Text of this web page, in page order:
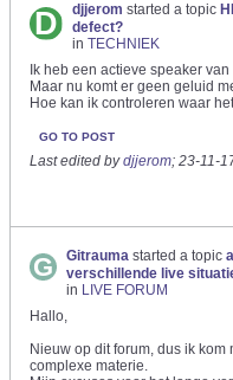
djjerom started a topic
defect?
inTECHNIEK
Ik heb een actieve speaker
Maar nu komt er geen geluid
Hoe kan ik controleren waar
GO TO POST
Last edited bydjjerom; 23-11-
Gitraumastarted a topic
verschillende live
in LIVE FORUM
Hallo,
Nieuw op dit forum, dus ik
complexe materie.